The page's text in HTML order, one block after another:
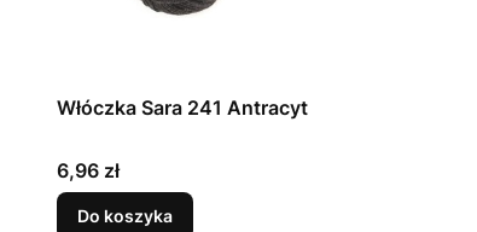
Włóczka Sara 241 Antracyt
Cena
6,96 zł
Do koszyka